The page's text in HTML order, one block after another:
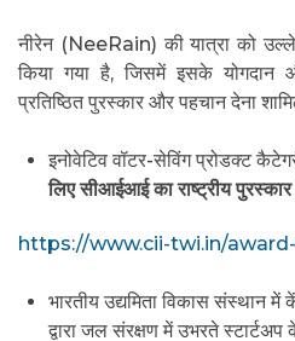
नीरेन (NeeRain) की यात्रा को
किया गया है, जिसमें इसके योगदान
प्रतिष्ठित पुरस्कार और पहचान देना
इनोवेटिव वॉटर-सेविंग प्रोडक्ट
लिए सीआईआई का राष्ट्रीय
https://www.cii-twi.in/
भारतीय उद्यमिता विकास संस्थान में
द्वारा जल संरक्षण में उभरते